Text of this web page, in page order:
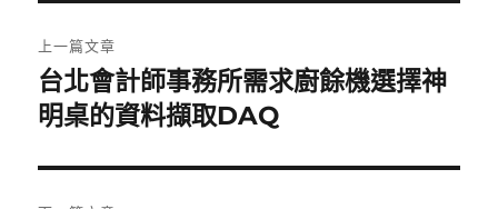
章
導
覽
上一篇文章
上
一
文
章:
台北會計師事務所需求廚餘機選擇神
明桌的資料擷取DAQ